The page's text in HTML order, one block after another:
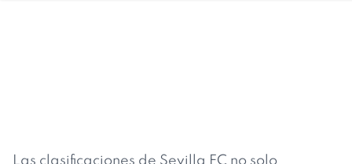
Las clasificaciones de Sevilla FC no solo